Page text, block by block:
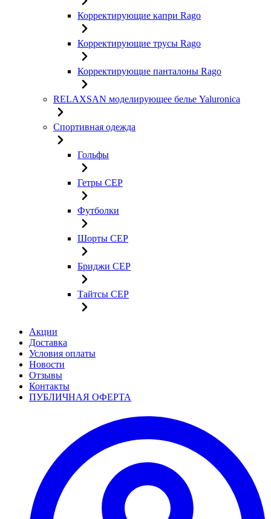
Корректирующие капри Rago
Корректирующие трусы Rago
Корректирующие панталоны Rago
RELAXSAN моделирующее белье Yaluroniсa
Спортивная одежда
Гольфы
Гетры CEP
Футболки
Шорты CEP
Бриджи CEP
Тайтсы CEP
Акции
Доставка
Условия оплаты
Новости
Отзывы
Контакты
ПУБЛИЧНАЯ ОФЕРТА